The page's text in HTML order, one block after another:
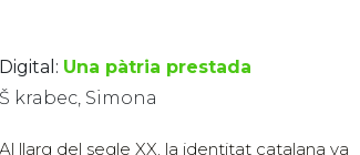
Digital: Una pàtria prestada
Š krabec, Simona
Al llarg del segle XX, la identitat catalana va